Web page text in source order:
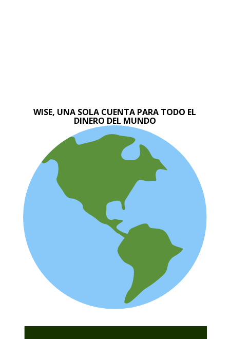
WISE, UNA SOLA CUENTA PARA TODO EL
DINERO DEL MUNDO